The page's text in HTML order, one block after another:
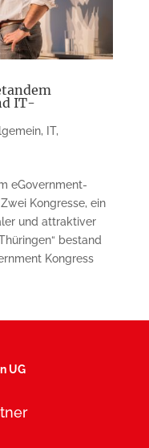
IT-
, IT,
eGovernment-
Kongresse, ein
und attraktiver
bestand
Kongress
UG